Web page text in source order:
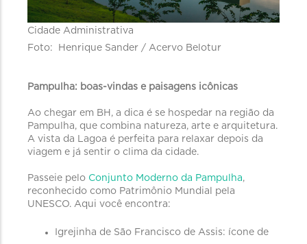
Cidade Administrativa
Foto: Henrique Sander / Acervo Belotur
Pampulha: boas-vindas e paisagens icônicas
Ao chegar em BH, a dica é se hospedar na região da
Pampulha, que combina natureza, arte e arquitetura.
A vista da Lagoa é perfeita para relaxar depois da
viagem e já sentir o clima da cidade.
Passeie pelo Conjunto Moderno da Pampulha,
reconhecido como Patrimônio Mundial pela
UNESCO. Aqui você encontra:
Igrejinha de São Francisco de Assis: ícone de